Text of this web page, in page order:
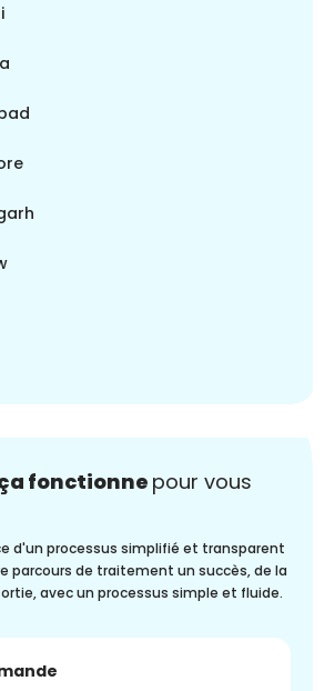
fonctionne pour vous
d'un processus simplifié et transparent
parcours de traitement un succès, de la
avec un processus simple et fluide.